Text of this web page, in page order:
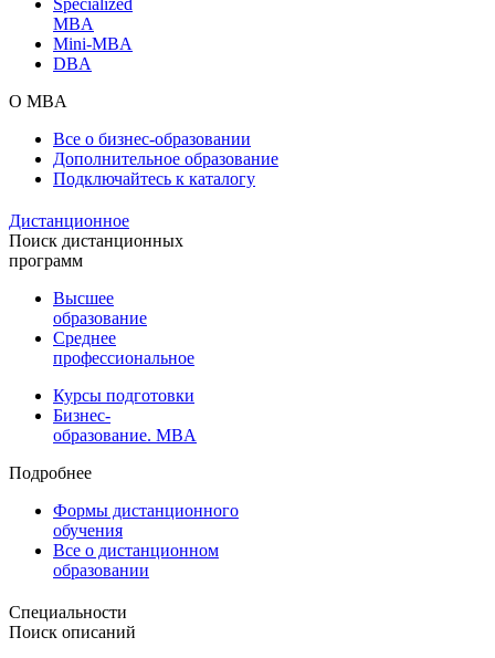
MBA
Mini-MBA
DBA
О MBA
Все о бизнес-образовании
Дополнительное образование
Подключайтесь к каталогу
Дистанционное
Поиск дистанционных
программ
Высшее
образование
Среднее
профессиональное
Курсы подготовки
Бизнес-
образование. MBA
Подробнее
Формы дистанционного
обучения
Все о дистанционном
образовании
Специальности
Поиск описаний